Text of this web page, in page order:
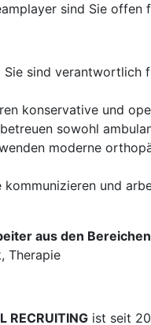
sind Sie offen
Sie sind verantwortlich
konservative und
sowohl
moderne
kommunizieren und
aus den
Therapie
RECRUITING ist seit